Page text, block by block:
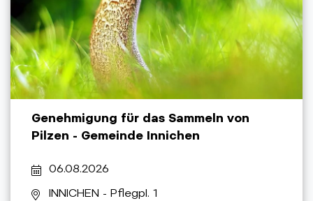
Genehmigung für das Sammeln von
Pilzen - Gemeinde Innichen
06.08.2026
INNICHEN - Pflegpl. 1